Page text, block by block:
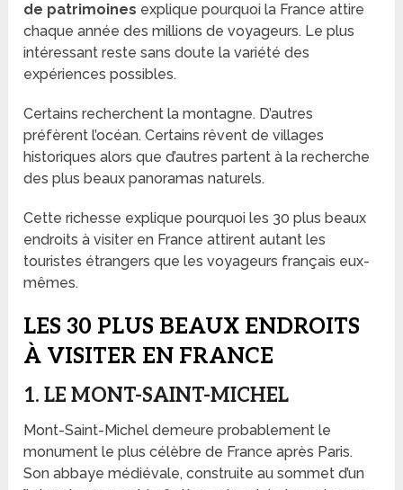
de patrimoines explique pourquoi la France attire
chaque année des millions de voyageurs. Le plus
intéressant reste sans doute la variété des
expériences possibles.
Certains recherchent la montagne. D’autres
préfèrent l’océan. Certains rêvent de villages
historiques alors que d’autres partent à la recherche
des plus beaux panoramas naturels.
Cette richesse explique pourquoi les 30 plus beaux
endroits à visiter en France attirent autant les
touristes étrangers que les voyageurs français eux-
mêmes.
LES 30 PLUS BEAUX ENDROITS
À VISITER EN FRANCE
1. LE MONT-SAINT-MICHEL
Mont-Saint-Michel demeure probablement le
monument le plus célèbre de France après Paris.
Son abbaye médiévale, construite au sommet d’un